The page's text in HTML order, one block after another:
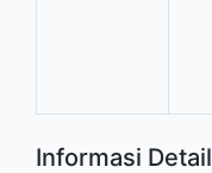
Informasi Detail